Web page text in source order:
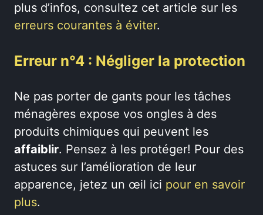
plus d’infos, consultez cet article sur les
erreurs courantes à éviter.
Erreur n°4 : Négliger la protection
Ne pas porter de gants pour les tâches
ménagères expose vos ongles à des
produits chimiques qui peuvent les
affaiblir. Pensez à les protéger! Pour des
astuces sur l’amélioration de leur
apparence, jetez un œil ici pour en savoir
plus.